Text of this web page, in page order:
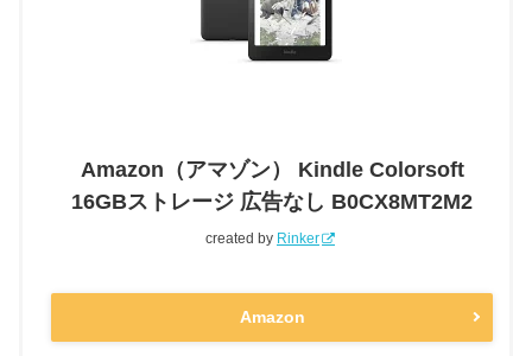
Amazon（アマゾン） Kindle Colorsoft
16GBストレージ 広告なし B0CX8MT2M2
created by Rinker
Amazon